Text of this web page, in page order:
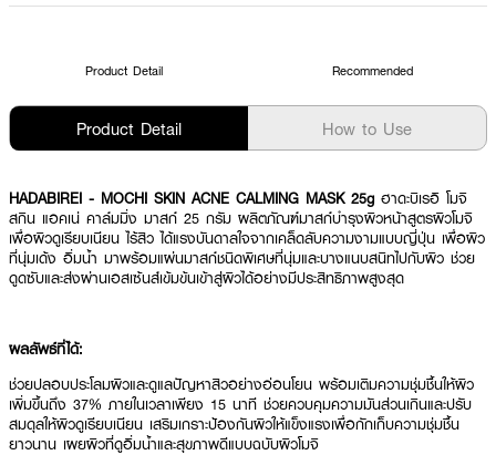
Product Detail Recommended
Product Detail How to Use
HADABIREI - MOCHI SKIN ACNE CALMING MASK 25g ฮาดะบิเรอิ โมจิ
สกิน แอคเน่ คาล์มมิ่ง มาสก์ 25 กรัม ผลิตภัณฑ์มาสก์บำรุงผิวหน้าสูตรผิวโมจิ
เพื่อผิวดูเรียบเนียน ไร้สิว ได้แรงบันดาลใจจากเคล็ดลับความงามแบบญี่ปุ่น เพื่อผิว
ที่นุ่มเด้ง อิ่มน้ำ มาพร้อมแผ่นมาสก์ชนิดพิเศษที่นุ่มและบางแนบสนิทไปกับผิว ช่วย
ดูดซับและส่งผ่านเอสเซ้นส์เข้มข้นเข้าสู่ผิวได้อย่างมีประสิทธิภาพสูงสุด
ผลลัพธ์ที่ได้:
ช่วยปลอบประโลมผิวและดูแลปัญหาสิวอย่างอ่อนโยน พร้อมเติมความชุ่มชื้นให้ผิว
เพิ่มขึ้นถึง 37% ภายในเวลาเพียง 15 นาที ช่วยควบคุมความมันส่วนเกินและปรับ
สมดุลให้ผิวดูเรียบเนียน เสริมเกราะป้องกันผิวให้แข็งแรงเพื่อกักเก็บความชุ่มชื้น
ยาวนาน เผยผิวที่ดูอิ่มน้ำและสุขภาพดีแบบฉบับผิวโมจิ